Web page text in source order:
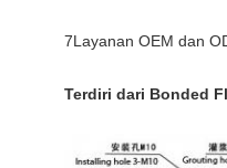
7Layanan OEM dan
Terdiri dari Bonded